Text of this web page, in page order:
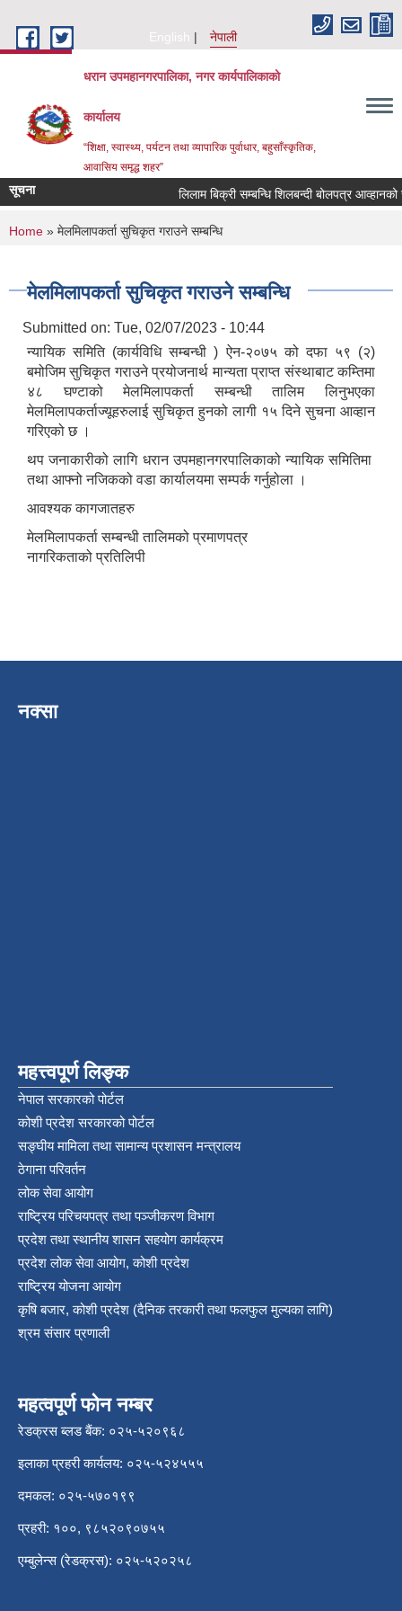
English
नेपाली
धरान उपमहानगरपालिका, नगर कार्यपालिकाको
कार्यालय
“शिक्षा, स्वास्थ्य, पर्यटन तथा व्यापारिक पुर्वाधार, बहुसाँस्कृतिक,
आवासिय समृद्ध शहर”
सूचना लिलाम बिक्री सम्बन्धि शिलबन्दी
You are here
Home » मेलमिलापकर्ता सुचिकृत गराउने सम्बन्धि
मेलमिलापकर्ता सुचिकृत गराउने सम्बन्धि
Submitted on: Tue, 02/07/2023 - 10:44
न्यायिक समिति (कार्यविधि सम्बन्धी ) ऐन-२०७५ को दफा ५९ (२)
बमोजिम सुचिकृत गराउने प्रयोजनार्थ मान्यता प्राप्त संस्थाबाट कम्तिमा
४८ घण्टाको मेलमिलापकर्ता सम्बन्धी तालिम लिनुभएका
मेलमिलापकर्ताज्यूहरुलाई सुचिकृत हुनको लागी १५ दिने सुचना आव्हान
गरिएको छ ।
थप जनाकारीको लागि धरान उपमहानगरपालिकाको न्यायिक समितिमा
तथा आफ्नो नजिकको वडा कार्यालयमा सम्पर्क गर्नुहोला ।
आवश्यक कागजातहरु
मेलमिलापकर्ता सम्बन्धी तालिमको प्रमाणपत्र
नागरिकताको प्रतिलिपी
नक्सा
महत्त्वपूर्ण लिङ्क
नेपाल सरकारको पोर्टल
कोशी प्रदेश सरकारको पोर्टल
सङ्‍घीय मामिला तथा सामान्य प्रशासन मन्त्रालय
ठेगाना परिवर्तन
लोक सेवा आयोग
राष्ट्रिय परिचयपत्र तथा पञ्‍जीकरण विभाग
प्रदेश तथा स्थानीय शासन सहयोग कार्यक्रम
प्रदेश लोक सेवा आयोग, कोशी प्रदेश
राष्ट्रिय योजना आयोग
कृषि बजार, कोशी प्रदेश (दैनिक तरकारी तथा फलफुल मुल्यका लागि)
श्रम संसार प्रणाली
महत्वपूर्ण फोन नम्बर
रेडक्रस ब्लड बैंक: ०२५-५२०९६८
इलाका प्रहरी कार्यलय: ०२५-५२४५५५
दमकल: ०२५-५७०१९९
प्रहरी: १००, ९८५२०९०७५५
एम्बुलेन्स (रेडक्रस): ०२५-५२०२५८